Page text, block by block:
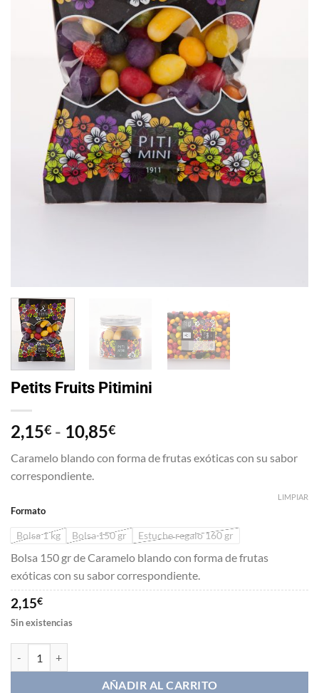
Petits Fruits Pitimini
2,15€ - 10,85€Rango
precios:
10,85€
Caramelo blando con forma de frutas exóticas con su sabor
correspondiente.
Formato
Bolsa 1 kg Bolsa 150 gr Estuche regalo 160 gr
LIMPIAR
Bolsa 150 gr de Caramelo blando con forma de frutas
exóticas con su sabor correspondiente.
2,15€
Sin existencias
AÑADIR AL CARRITO